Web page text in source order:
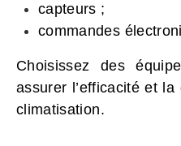
capteurs ;
commandes
Choisissez des
assurer l’efficacité et
climatisation.